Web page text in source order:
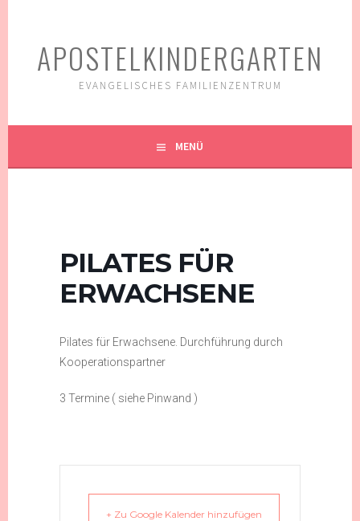
APOSTELKINDERGARTEN
EVANGELISCHES FAMILIENZENTRUM
MENÜ
PILATES FÜR
ERWACHSENE
Pilates für Erwachsene. Durchführung durch
Kooperationspartner
3 Termine ( siehe Pinwand )
+ Zu Google Kalender hinzufügen